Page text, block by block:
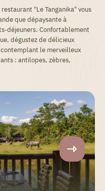
"Le Tanganika" vous
que dépaysante à
déjeuners. Confortablement
dégustez de délicieux
le merveilleux
: antilopes, zèbres,